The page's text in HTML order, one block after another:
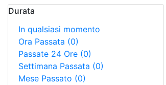
Durata
In qualsiasi momento
Ora Passata (0)
Passate 24 Ore (0)
Settimana Passata (0)
Mese Passato (0)